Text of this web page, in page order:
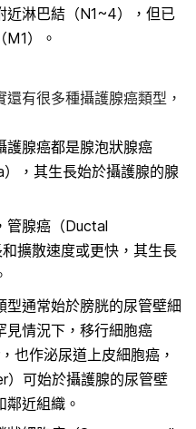
近淋巴結（N1~4），但已
）。
有很多種攝護腺癌類型，
護腺癌都是腺泡狀腺癌
，其生長始於攝護腺的腺
管腺癌（Ductal
擴散速度或更快，其生長
型通常始於膀胱的尿管壁細
見情況下，移行細胞癌
也作泌尿道上皮細胞癌，
可始於攝護腺的尿管壁
近組織。